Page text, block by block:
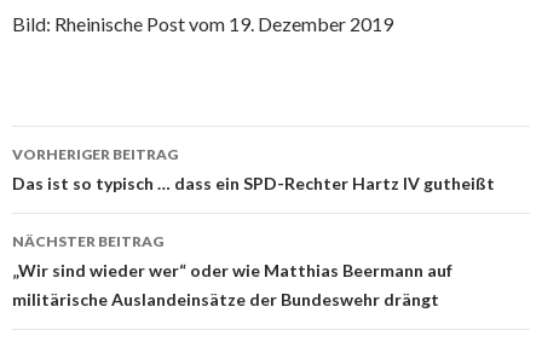
Bild: Rheinische Post vom 19. Dezember 2019
Beitrags-
Navigation
VORHERIGER BEITRAG
Das ist so typisch … dass ein SPD-Rechter Hartz IV gutheißt
NÄCHSTER BEITRAG
„Wir sind wieder wer“ oder wie Matthias Beermann auf
militärische Auslandeinsätze der Bundeswehr drängt